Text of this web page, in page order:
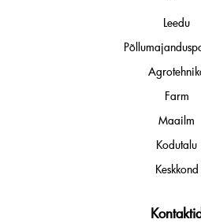
Leedu
Farm
Maailm
Kodutalu
Keskkond